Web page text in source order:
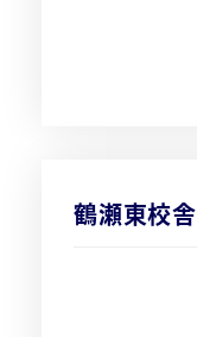
鶴瀬東校舎